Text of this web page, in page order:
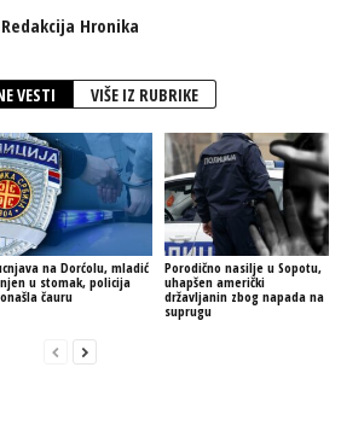
Redakcija Hronika
VESTI VIŠE IZ RUBRIKE
na Dorćolu, mladić
u stomak, policija
čauru
Porodično nasilje u Sopotu,
uhapšen američki
državljanin zbog napada na
suprugu